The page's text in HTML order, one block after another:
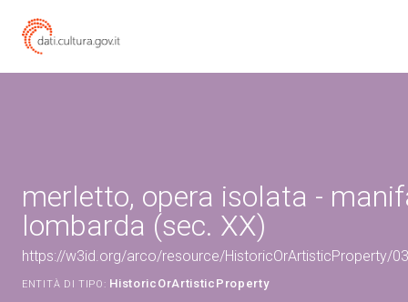
merletto, opera isolata -
lombarda (sec. XX)
https://w3id.org/arco/resource/HistoricOrArtisticProperty/
ENTITÀ DI TIPO: HistoricOrArtisticProperty